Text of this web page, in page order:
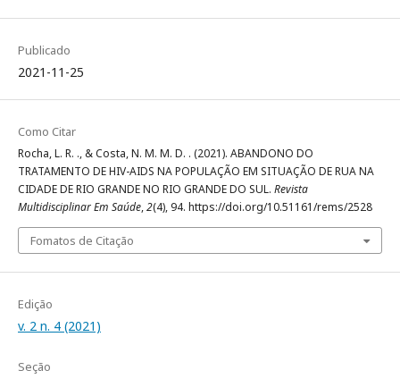
Publicado
2021-11-25
Como Citar
Rocha, L. R. ., & Costa, N. M. M. D. . (2021). ABANDONO DO
TRATAMENTO DE HIV-AIDS NA POPULAÇÃO EM SITUAÇÃO DE RUA NA
CIDADE DE RIO GRANDE NO RIO GRANDE DO SUL. Revista
Multidisciplinar Em Saúde,2(4), 94. https://doi.org/10.51161/rems/2528
Fomatos de Citação
Edição
v. 2 n. 4 (2021)
Seção